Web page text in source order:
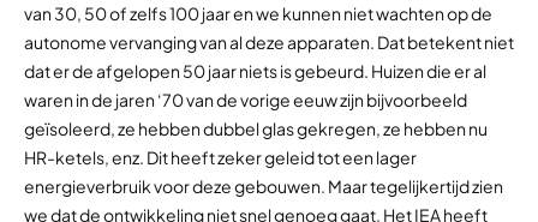
van 30, 50 of zelfs 100 jaar en we kunnen niet wachten op de
autonome vervanging van al deze apparaten. Dat betekent niet
dat er de afgelopen 50 jaar niets is gebeurd. Huizen die er al
waren in de jaren ‘70 van de vorige eeuw zijn bijvoorbeeld
geïsoleerd, ze hebben dubbel glas gekregen, ze hebben nu
HR-ketels, enz. Dit heeft zeker geleid tot een lager
energieverbruik voor deze gebouwen. Maar tegelijkertijd zien
we dat de ontwikkeling niet snel genoeg gaat. Het IEA heeft